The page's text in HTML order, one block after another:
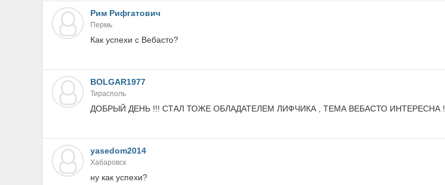
Рим Рифгатович
Пермь
Как успехи с Вебасто?
BOLGAR1977
Тирасполь
ДОБРЫЙ ДЕНЬ !!! СТАЛ ТОЖЕ ОБЛАДАТЕЛЕМ ЛИФЧИКА , ТЕМА ВЕБАСТО ИНТЕРЕСНА !
yasedom2014
Хабаровск
ну как успехи?